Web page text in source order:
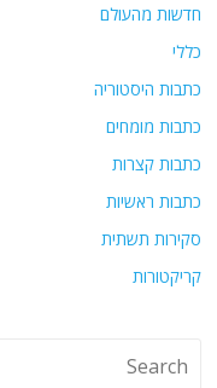
חדשות מהעולם
כללי
כתבות היסטוריה
כתבות מומחים
כתבות קצרות
כתבות ראשיות
סקירות תשתית
קריקטורות